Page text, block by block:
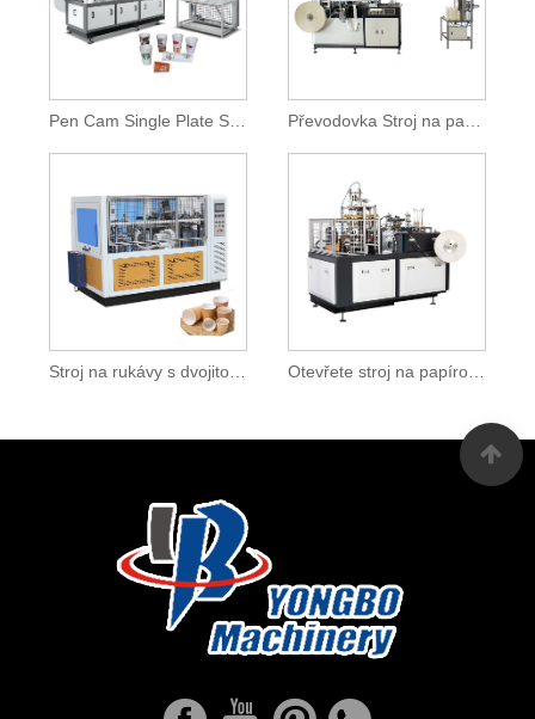
Pen Cam Single Plate Středorychlostní stroj na papírové pohárky
Stroj na rukávy s dvojitou stěnou